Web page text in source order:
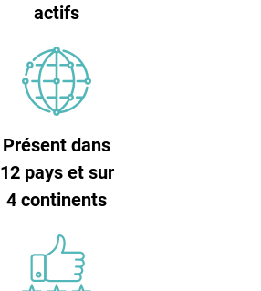
actifs
Présent dans
12 pays et sur
4 continents